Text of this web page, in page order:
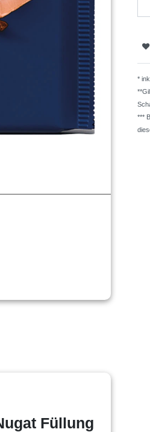
*
***
Füllung